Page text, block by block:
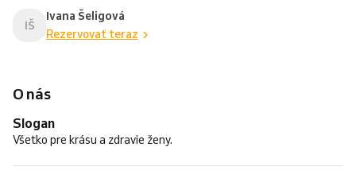
IŠ
Ivana Šeligová
Rezervovať teraz
O nás
Slogan
Všetko pre krásu a zdravie ženy.